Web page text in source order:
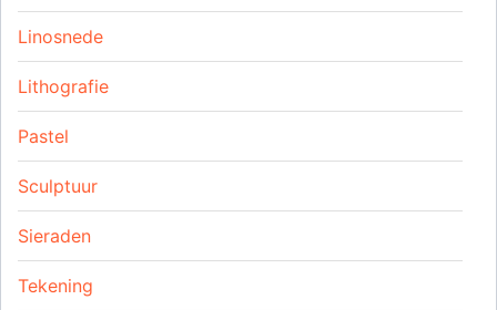
Linosnede
Lithografie
Pastel
Sculptuur
Sieraden
Tekening